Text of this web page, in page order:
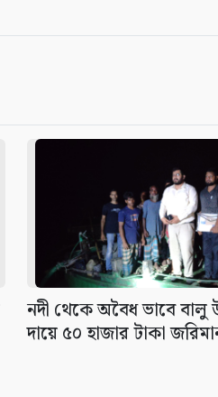
নদী থেকে অবৈধ ভাবে বালু
দায়ে ৫০ হাজার টাকা